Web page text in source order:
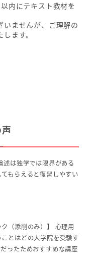
内にテキスト教材を
いませんが、ご理解の
ます。
述は独学では限界がある
もらえると復習しやすい
（添削のみ）】 心理用
とはどの大学院を受験す
ったためおすすめな講座